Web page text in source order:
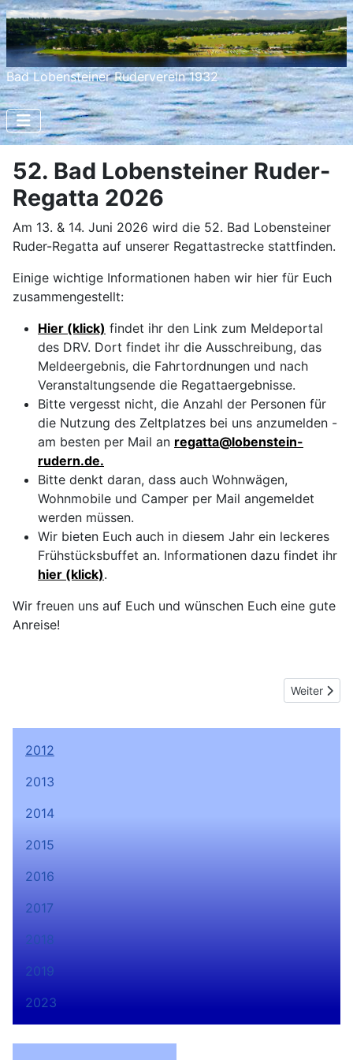
Bad Lobensteiner Ruderverein 1932
52. Bad Lobensteiner Ruder-
Regatta 2026
Am 13. & 14. Juni 2026 wird die 52. Bad Lobensteiner
Ruder-Regatta auf unserer Regattastrecke stattfinden.
Einige wichtige Informationen haben wir hier für Euch
zusammengestellt:
Hier (klick) findet ihr den Link zum Meldeportal
des DRV. Dort findet ihr die Ausschreibung, das
Meldeergebnis, die Fahrtordnungen und nach
Veranstaltungsende die Regattaergebnisse.
Bitte vergesst nicht, die Anzahl der Personen für
die Nutzung des Zeltplatzes bei uns anzumelden -
am besten per Mail an regatta@lobenstein-
rudern.de.
Bitte denkt daran, dass auch Wohnwägen,
Wohnmobile und Camper per Mail angemeldet
werden müssen.
Wir bieten Euch auch in diesem Jahr ein leckeres
Frühstücksbuffet an. Informationen dazu findet ihr
hier (klick).
Wir freuen uns auf Euch und wünschen Euch eine gute
Anreise!
Next
Weiter
2012
2013
2014
2015
2016
2017
2018
2019
2023